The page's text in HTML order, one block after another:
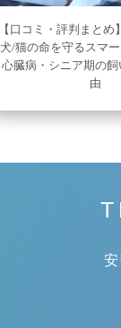
口コミ・評判まとめ
犬/猫の命を守るスマ
心臓病・シニア期の
由